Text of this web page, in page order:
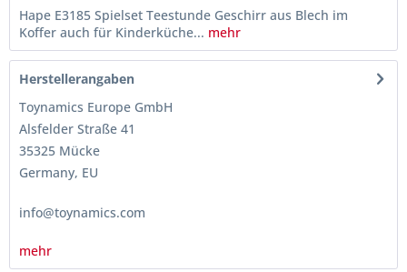
Hape E3185 Spielset Teestunde Geschirr aus Blech im
Koffer auch für Kinderküche... mehr
Herstellerangaben
Toynamics Europe GmbH
Alsfelder Straße 41
35325 Mücke
Germany, EU
info@toynamics.com
mehr